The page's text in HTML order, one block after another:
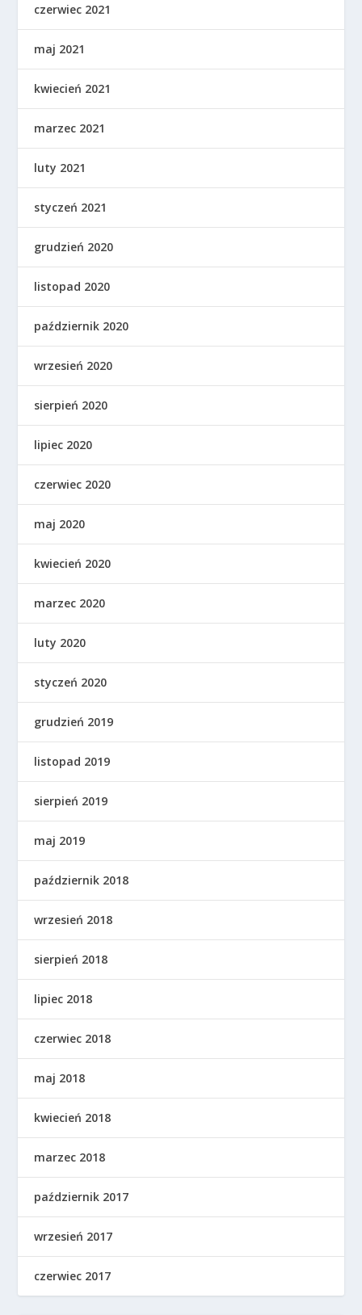
czerwiec 2021
maj 2021
kwiecień 2021
marzec 2021
luty 2021
styczeń 2021
grudzień 2020
listopad 2020
październik 2020
wrzesień 2020
sierpień 2020
lipiec 2020
czerwiec 2020
maj 2020
kwiecień 2020
marzec 2020
luty 2020
styczeń 2020
grudzień 2019
listopad 2019
sierpień 2019
maj 2019
październik 2018
wrzesień 2018
sierpień 2018
lipiec 2018
czerwiec 2018
maj 2018
kwiecień 2018
marzec 2018
październik 2017
wrzesień 2017
czerwiec 2017